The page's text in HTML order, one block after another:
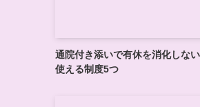
通院付き添いで有休を消化しな
使える制度5つ